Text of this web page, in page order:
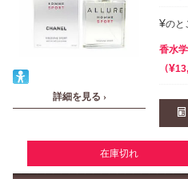
詳細を見る ›
¥のと
香水
¥
在庫切れ